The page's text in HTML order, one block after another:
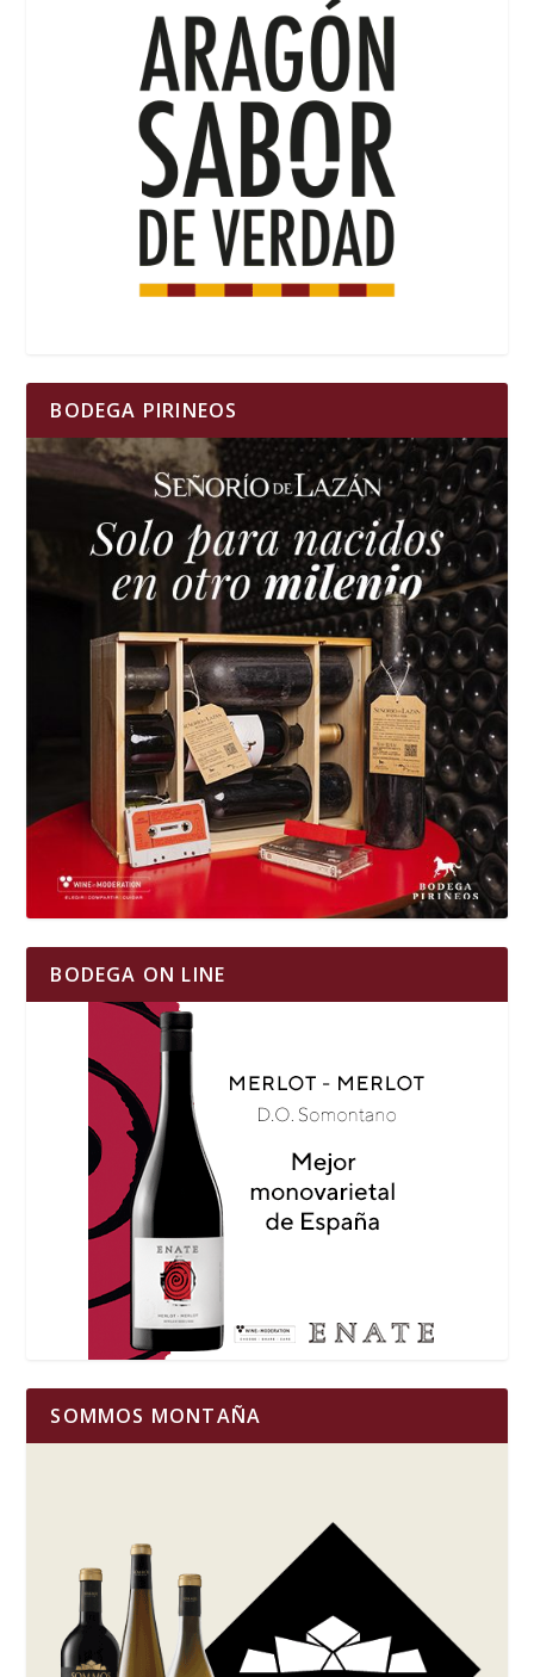
BODEGA PIRINEOS
BODEGA ON LINE
SOMMOS MONTAÑA